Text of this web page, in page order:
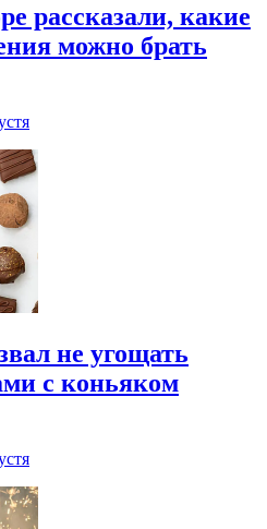
рассказали, какие
можно брать
не угощать
с коньяком